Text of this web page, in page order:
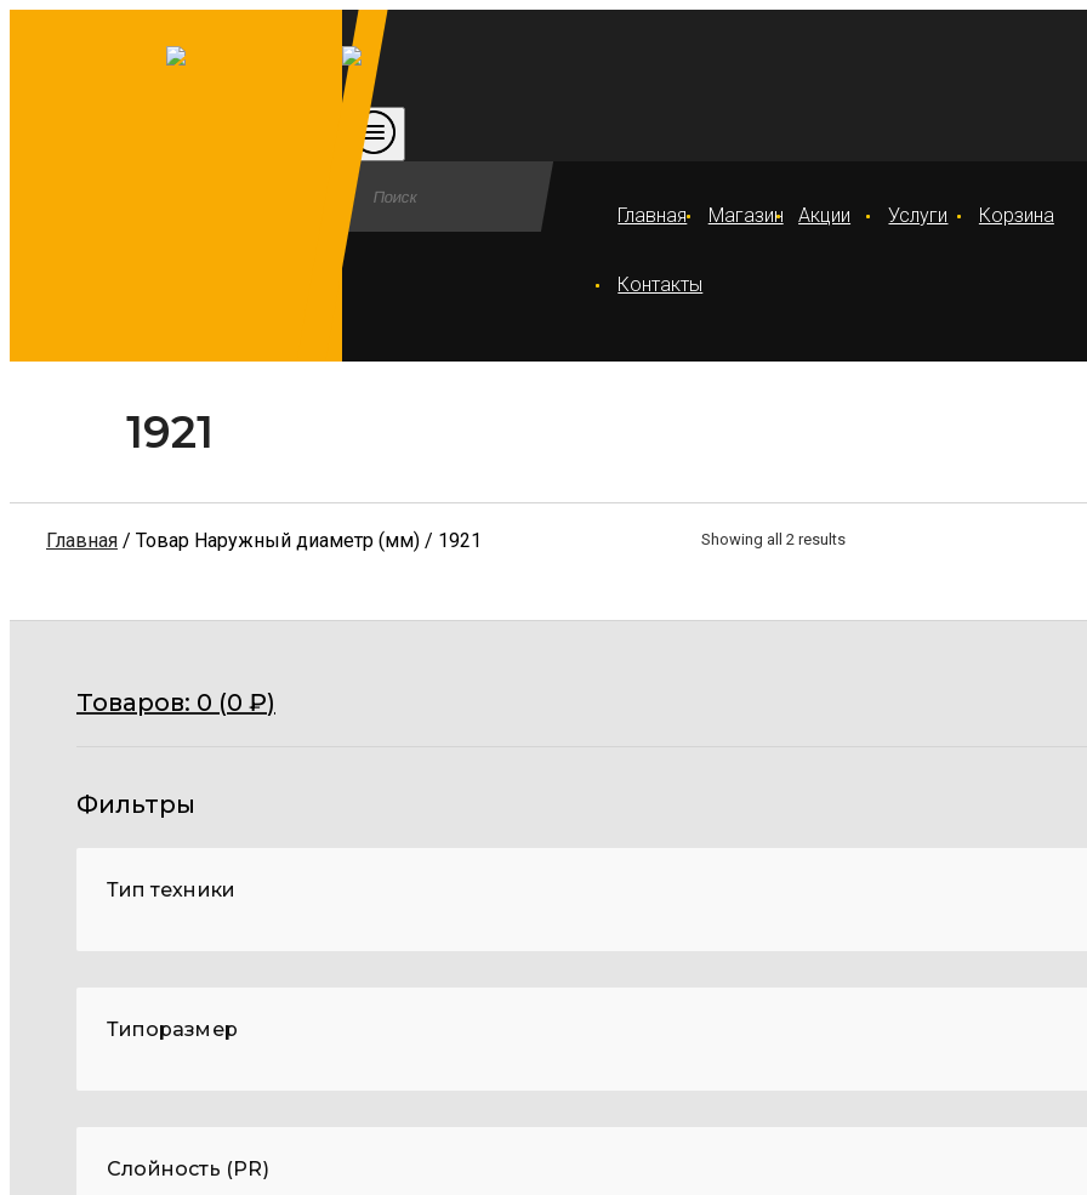
Главная Магазин Акции Услуги Корзина
Контакты
1921
Главная / Товар Наружный диаметр (мм) / 1921 Showing all 2 results
Товаров: 0 (0 ₽)
Фильтры
Тип техники
Типоразмер
Слойность (PR)